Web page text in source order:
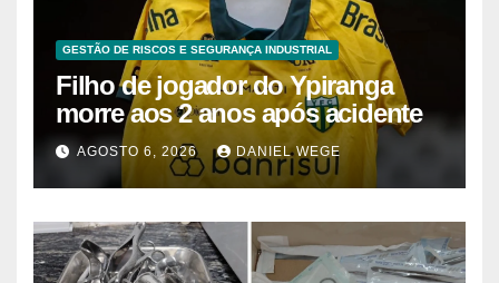
GESTÃO DE RISCOS E SEGURANÇA INDUSTRIAL
Filho de jogador do Ypiranga
morre aos 2 anos após acidente
AGOSTO 6, 2026 DANIEL WEGE